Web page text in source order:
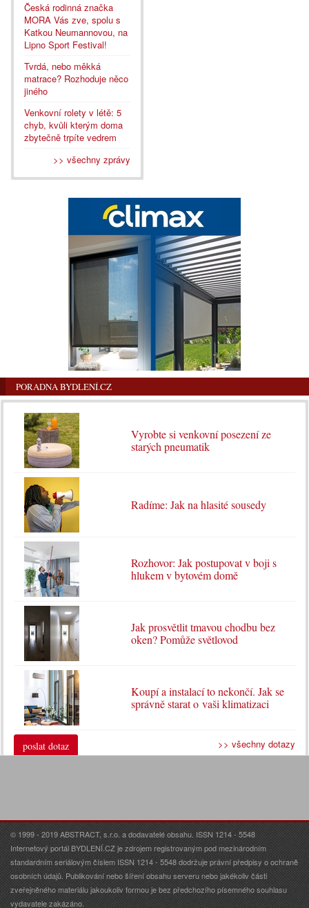
Česká rodinná značka
MORA Vás zve, spolu s
Katkou Neumannovou, na
Lipno Sport Festival!
Tvrdá, nebo měkká
matrace? Rozhoduje něco
jiného
Venkovní rolety v létě: 5
chyb, kvůli kterým doma
zbytečně trpíte vedrem
>> všechny zprávy
PORADNA BYDLENÍ.CZ
Vyrobte si venkovní posezení ze
starých pneumatik
Radíme: Jak na hlasité sousedy
Rozhovor: Jak postupovat v boji s
hlukem v bytovém domě
Jak prosvětlit tmavou chodbu bez
oken? Pomůže světlovod
Koupí a instalací to nekončí. Jak se
správně starat o vaši klimatizaci
poslat dotaz >> všechny dotazy
© 1999 - 2019 ABSTRACT, s.r.o. a dodavatelé obsahu. ISSN 1214 - 5548
Internetový portál BYDLENÍ.CZ je zdrojem registrovaným pod mezinárodním
standardním seriálovým číslem ISSN 1214 - 5548 dodržuje právní předpisy o ochraně
osobních údajů. Publikování nebo šíření obsahu serveru nebo jakékoliv části
zveřejněného materiálu jakoukoliv formou je bez předchozího písemného souhlasu
vydavatele zakázáno.